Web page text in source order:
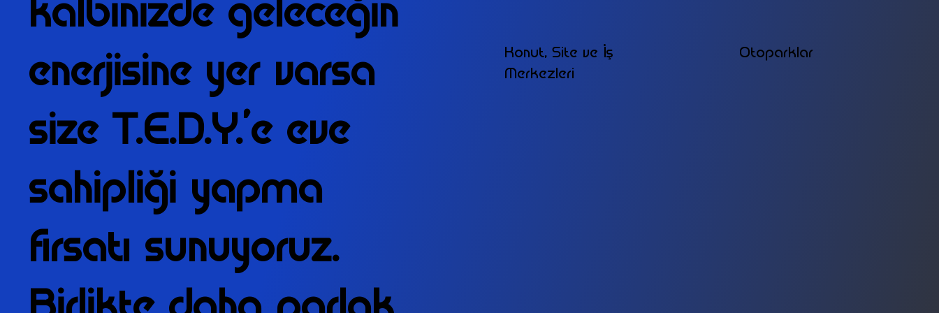
Konut, Site ve İş
Merkezleri
Otoparklar
kalbinizde geleceğin
enerjisine yer varsa
size T.E.D.Y.’e eve
sahipliği yapma
fırsatı sunuyoruz.